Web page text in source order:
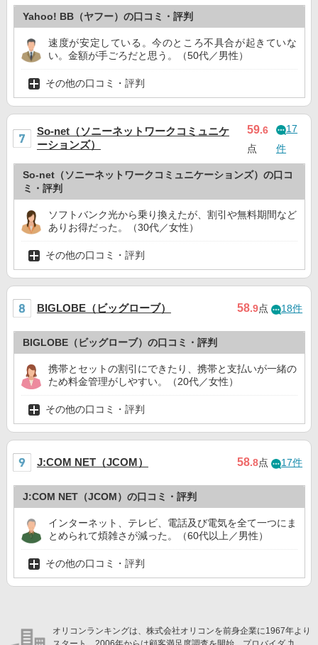
Yahoo! BB（ヤフー）の口コミ・評判
速度が安定している。今のところ不具合が起きていな
い。金額が手ごろだと思う。（50代／男性）
その他の口コミ・評判
So-net（ソニーネットワークコミュニケ
ーションズ）
59.6
点
17
件
So-net（ソニーネットワークコミュニケーションズ）の口コ
ミ・評判
ソフトバンク光から乗り換えたが、割引や無料期間など
ありお得だった。（30代／女性）
その他の口コミ・評判
BIGLOBE（ビッグローブ） 58.9点 18件
BIGLOBE（ビッグローブ）の口コミ・評判
携帯とセットの割引にできたり、携帯と支払いが一緒の
ため料金管理がしやすい。（20代／女性）
その他の口コミ・評判
J:COM NET（JCOM） 58.8点 17件
J:COM NET（JCOM）の口コミ・評判
インターネット、テレビ、電話及び電気を全て一つにま
とめられて煩雑さが減った。（60代以上／男性）
その他の口コミ・評判
オリコンランキングは、株式会社オリコンを前身企業に1967年より